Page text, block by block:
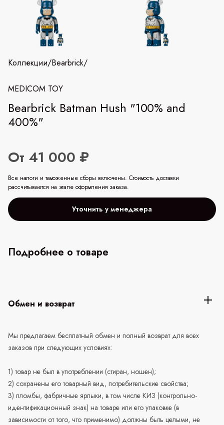
Коллекции/Bearbrick/
MEDICOM TOY
Bearbrick Batman Hush "100% and
400%"
От 41 000 ₽
Все налоги и таможенные сборы включены. Стоимость доставки
рассчитывается на этапе оформления заказа.
Уточнить у менеджера
Подробнее о товаре
Обмен и возврат
Мы предлагаем бесплатный обмен и полный возврат для всех
заказов при следующих условиях:
1) товар не был в употреблении (стиран, ношен);
2) сохранены его товарный вид, потребительские свойства;
3) пломбы, фабричные ярлыки, в том числе КИЗ (контрольно-
идентификационный знак) на товаре или его упаковке (в
зависимости от того, что применимо) должны быть целыми, не